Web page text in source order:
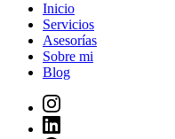
Inicio
Servicios
Asesorías
Sobre mi
Blog